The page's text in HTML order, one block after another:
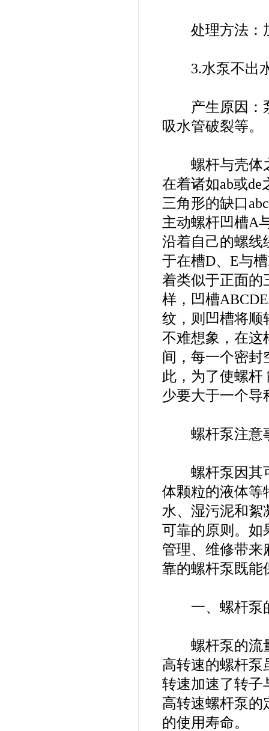
处理方法：
3.水泵不出
产生原因：泵
吸水管破裂等。
螺杆与壳体之
在着诸如ab或
三角形的缺口
主动螺杆凹槽A
沿着自己的螺线
于在槽D、E与
着类似于正面的
样，凹槽
纹，则凹槽将顺
不难想象，在这
间，每一个密封
此，为了使螺杆
少要大于一个导
螺杆泵注意
螺杆泵因其可
体颗粒的液体等
水、湿污泥和絮
可靠的原则。如
管理、维修带来
靠的螺杆泵既能
一、螺杆泵
螺杆泵的流量
高转速的螺杆泵
转速加速了转子
高转速螺杆泵的
的使用寿命。